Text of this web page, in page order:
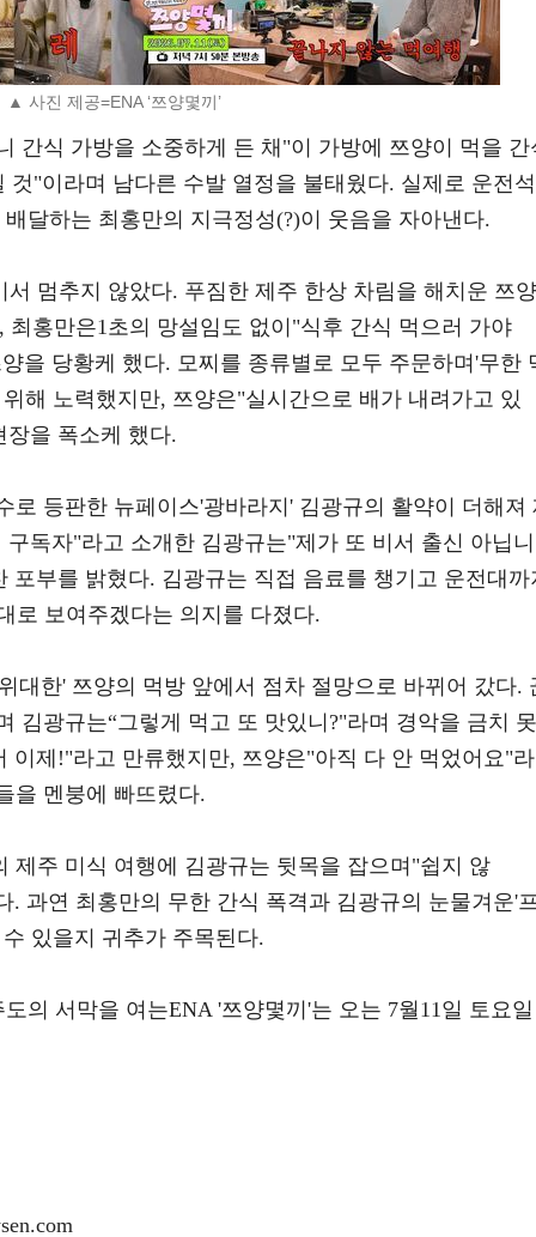
▲ 사진 제공=ENA ‘쯔양몇끼’
간식 가방을 소중하게 든 채"이 가방에 쯔양이 먹을 간
"이라며 남다른 수발 열정을 불태웠다. 실제로 운전석
달하는 최홍만의 지극정성(?)이 웃음을 자아낸다.
멈추지 않았다. 푸짐한 제주 한상 차림을 해치운 쯔양
홍만은1초의 망설임도 없이"식후 간식 먹으러 가야
을 당황케 했다. 모찌를 종류별로 모두 주문하며'무한
해 노력했지만, 쯔양은"실시간으로 배가 내려가고 있
을 폭소케 했다.
로 등판한 뉴페이스'광바라지' 김광규의 활약이 더해져
독자"라고 소개한 김광규는"제가 또 비서 출신 아닙니
포부를 밝혔다. 김광규는 직접 음료를 챙기고 운전대까
로 보여주겠다는 의지를 다졌다.
대한' 쯔양의 먹방 앞에서 점차 절망으로 바뀌어 갔다.
김광규는“그렇게 먹고 또 맛있니?"라며 경악을 금치 못
이제!"라고 만류했지만, 쯔양은"아직 다 안 먹었어요"라
을 멘붕에 빠뜨렸다.
제주 미식 여행에 김광규는 뒷목을 잡으며"쉽지 않
. 과연 최홍만의 무한 간식 폭격과 김광규의 눈물겨운'
있을지 귀추가 주목된다.
의 서막을 여는ENA '쯔양몇끼'는 오는 7월11일 토요일